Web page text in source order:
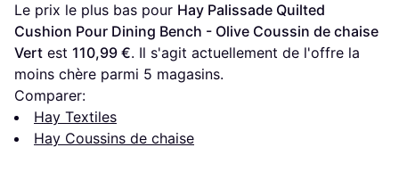
Le prix le plus bas pour Hay Palissade Quilted
Cushion Pour Dining Bench - Olive Coussin de chaise
Vert est 110,99 €. Il s'agit actuellement de l'offre la
moins chère parmi 5 magasins.
Comparer:
Hay Textiles
Hay Coussins de chaise